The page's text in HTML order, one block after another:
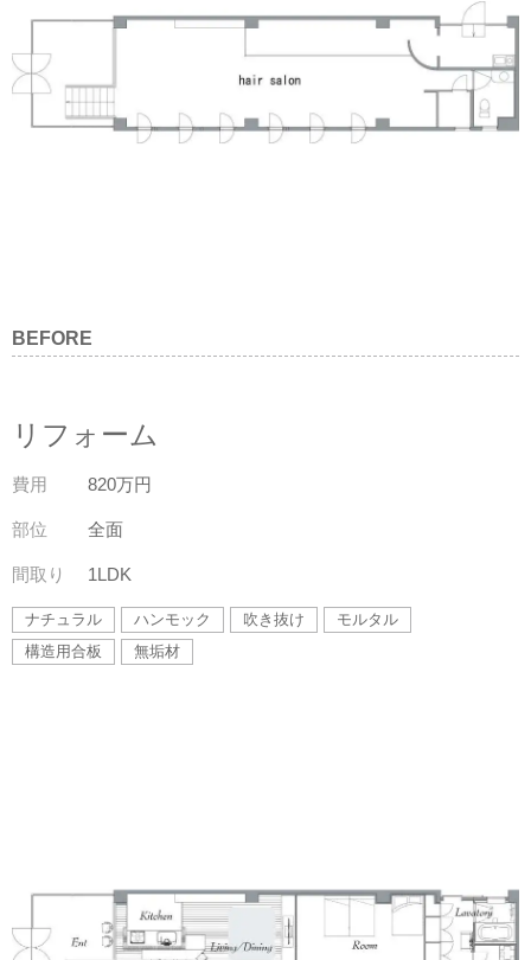
BEFORE
リフォーム
費用 820万円
部位 全面
間取り 1LDK
ナチュラル ハンモック 吹き抜け
モルタル
構造用合板
無垢材